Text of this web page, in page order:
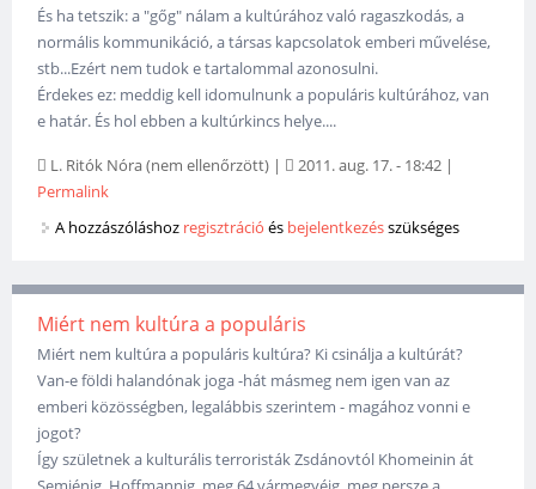
És ha tetszik: a "gőg" nálam a kultúrához való ragaszkodás, a
normális kommunikáció, a társas kapcsolatok emberi művelése,
stb...Ezért nem tudok e tartalommal azonosulni.
Érdekes ez: meddig kell idomulnunk a populáris kultúrához, van
e határ. És hol ebben a kultúrkincs helye....
L. Ritók Nóra (nem ellenőrzött) | 2011. aug. 17. - 18:42 |
Permalink
A hozzászóláshoz regisztráció és bejelentkezésszükséges
Miért nem kultúra a populáris
Miért nem kultúra a populáris kultúra? Ki csinálja a kultúrát?
Van-e földi halandónak joga -hát másmeg nem igen van az
emberi közösségben, legalábbis szerintem - magához vonni e
jogot?
Így születnek a kulturális terroristák Zsdánovtól Khomeinin át